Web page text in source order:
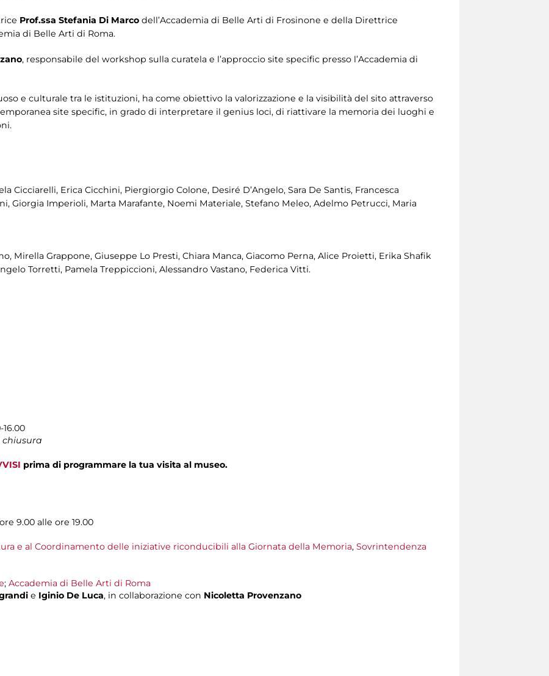
Prof.ssa Stefania Di Marco dell’Accademia di Belle Arti di Frosinone e della Direttrice
di Belle Arti di Roma.
, responsabile del workshop sulla curatela e l’approccio site specific presso l’Accademia di
e culturale tra le istituzioni, ha come obiettivo la valorizzazione e la visibilità del sito attraverso
site specific, in grado di interpretare il genius loci, di riattivare la memoria dei luoghi e
Cicciarelli, Erica Cicchini, Piergiorgio Colone, Desiré D’Angelo, Sara De Santis, Francesca
Giorgia Imperioli, Marta Marafante, Noemi Materiale, Stefano Meleo, Adelmo Petrucci, Maria
Mirella Grappone, Giuseppe Lo Presti, Chiara Manca, Giacomo Perna, Alice Proietti, Erika Shafik
Torretti, Pamela Treppiccioni, Alessandro Vastano, Federica Vitti.
prima di programmare la tua visita al museo.
9.00 alle ore 19.00
e al Coordinamento delle iniziative riconducibili alla Giornata della Memoria, Sovrintendenza
; Accademia di Belle Arti di Roma
e Iginio De Luca, in collaborazione con Nicoletta Provenzano